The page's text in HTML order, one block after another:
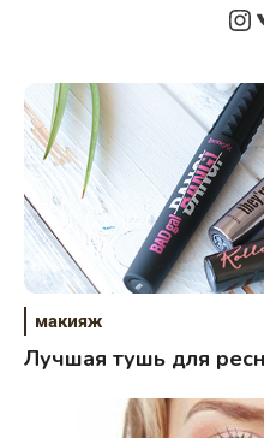
макияж
Лучшая тушь для